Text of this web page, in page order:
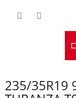
235/35R19